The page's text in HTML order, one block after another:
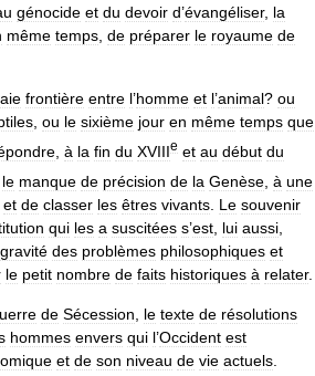
génocide et du devoir d’évangéliser, la
même temps, de préparer le royaume de
frontière entre l’homme et l’animal? ou
, ou le sixième jour en même temps que
à la fin du XVIIIe et au début du
le manque de précision de la Genèse à une
et de classer les êtres vivants Le souvenir
qui les a suscitées s’est lui aussi
gravité des problèmes philosophiques et
le petit nombre de faits historiques à relater.
de Sécession le texte de résolutions
hommes envers qui l’Occident est
et de son niveau de vie actuels